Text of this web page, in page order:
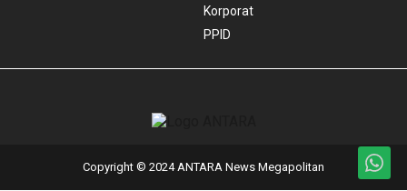
Korporat
PPID
Copyright © 2024 ANTARA News Megapolitan